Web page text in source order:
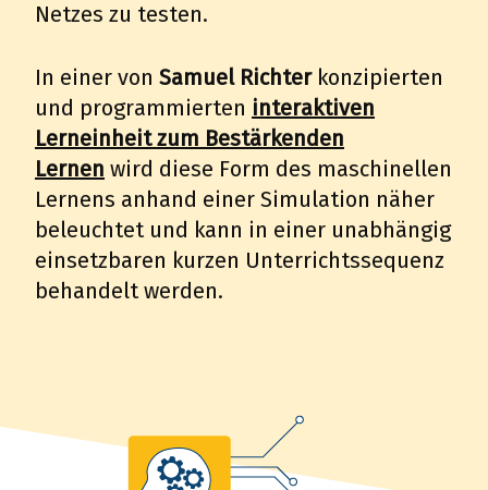
Netzes zu testen.
In einer von Samuel Richterkonzipierten
und programmierten interaktiven
Lerneinheit zum Bestärkenden
Lernen wird diese Form des maschinellen
Lernens anhand einer Simulation näher
beleuchtet und kann in einer unabhängig
einsetzbaren kurzen Unterrichtssequenz
behandelt werden.